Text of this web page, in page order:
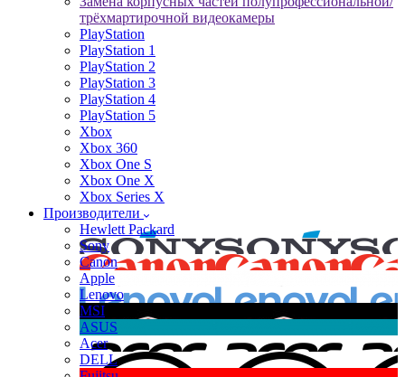
трёхмартирочной видеокамеры
PlayStation
PlayStation 1
PlayStation 2
PlayStation 3
PlayStation 4
PlayStation 5
Xbox
Xbox 360
Xbox One S
Xbox One X
Xbox Series X
Производители
Hewlett Packard
Sony
Canon
Apple
Lenovo
MSI
ASUS
Acer
DELL